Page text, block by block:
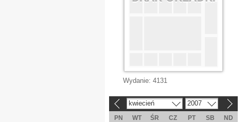
Wydanie: 4131
kwiecień 2007
PN WT ŚR CZ PT SB
ND